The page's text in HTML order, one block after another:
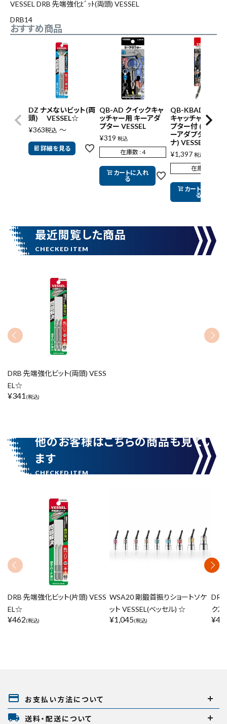
腰袋 バンスト展示品
カテゴリーから探す
価格から探す
在庫のない商品を表示しない
この内容で検索
VESSEL DRB 先端強化ﾋﾞｯﾄ(両頭) VESSEL
DRB14
おすすめ商品
DZ ナメないビット(両
頭) VESSEL☆
¥363税込 〜
詳細を見る
QB-AD クイックキャ
ッチャー用 キーアダ
プター VESSEL
¥319 税込
在庫数 4
カートに入れ
る
QB-KBAD クイッ
キャッチャーキー
プター付 (ブラック
ーアダプター・カ
ナ) VESSEL
¥1,397 税込
在庫数
カートに入れ
る
最近閲覧した商品
DRB 先端強化ビット(両頭) VESS
EL☆
¥341 (税込)
他のお客様はこちらの商品も見てい
ます
DRB 先端強化ビット(片頭) VESS
EL☆
¥462(税込)
WSA20 剛鍛首振りショートソケ
ット VESSEL(ベッセル) ☆
¥1,045(税込)
DRB
ク
¥
payment お支払い方法について
local_shipping 送料・配送について